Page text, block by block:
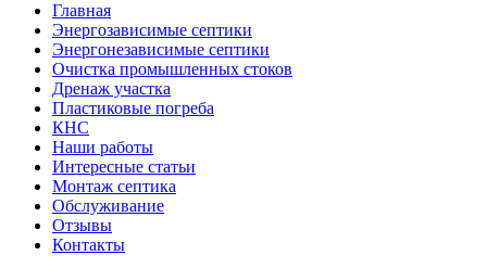
Главная
Энергозависимые септики
Энергонезависимые септики
Очистка промышленных стоков
Дренаж участка
Пластиковые погреба
КНС
Наши работы
Интересные статьи
Монтаж септика
Обслуживание
Отзывы
Контакты